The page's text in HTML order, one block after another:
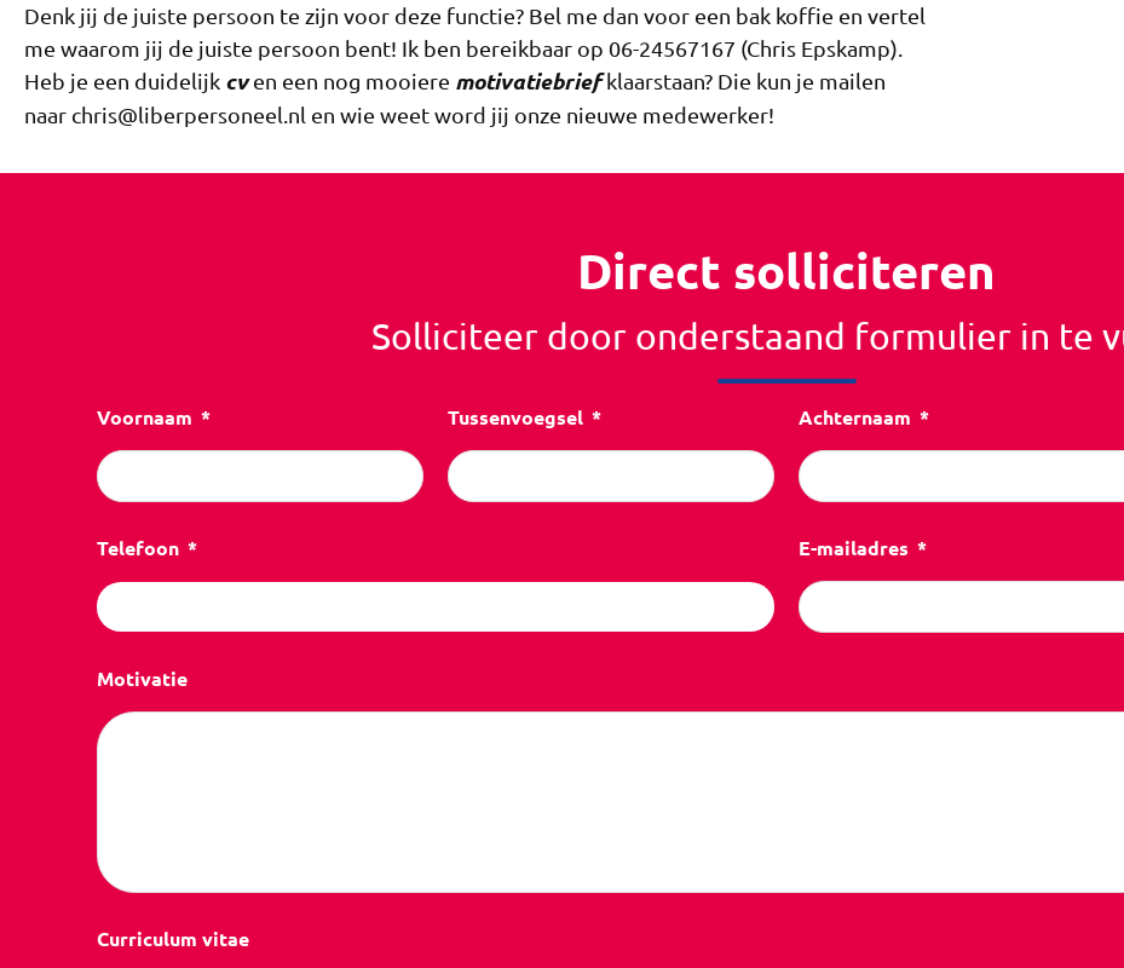
Denk jij de juiste persoon te zijn voor deze functie? Bel me dan voor een bak koffie en vertel
me waarom jij de juiste persoon bent! Ik ben bereikbaar op 06-24567167 (Chris Epskamp).
Heb je een duidelijk cven een nog mooiere motivatiebriefklaarstaan? Die kun je mailen
naar chris@liberpersoneel.nl en wie weet word jij onze nieuwe medewerker!
Direct solliciteren
Solliciteer door onderstaand formulier in te
Voornaam Tussenvoegsel Achternaam
Telefoon E-mailadres
Motivatie
Curriculum vitae